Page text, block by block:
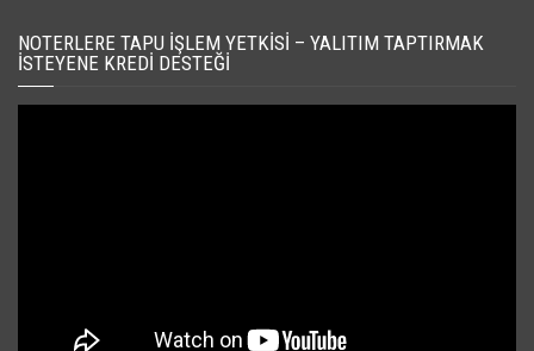
NOTERLERE TAPU İŞLEM YETKISI – YALITIM TAPTIRMAK
İSTEYENE KREDI DESTEĞI